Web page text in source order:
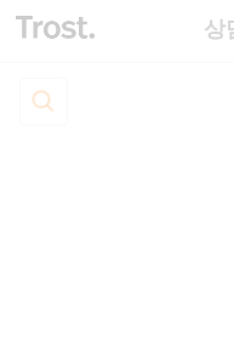
상